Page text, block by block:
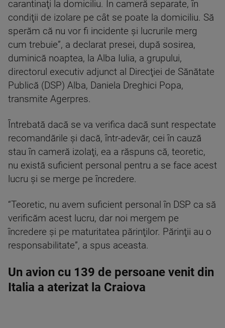
carantinaţi la domiciliu. În cameră separate, în
condiţii de izolare pe cât se poate la domiciliu. Să
sperăm că nu vor fi incidente şi lucrurile merg
cum trebuie”, a declarat presei, după sosirea,
duminică noaptea, la Alba Iulia, a grupului,
directorul executiv adjunct al Direcţiei de Sănătate
Publică (DSP) Alba, Daniela Dreghici Popa,
transmite Agerpres.
Întrebată dacă se va verifica dacă sunt respectate
recomandările şi dacă, într-adevăr, cei în cauză
stau în cameră izolaţi, ea a răspuns că, teoretic,
nu există suficient personal pentru a se face acest
lucru şi se merge pe încredere.
“Teoretic, nu avem suficient personal în DSP ca să
verificăm acest lucru, dar noi mergem pe
încredere şi pe maturitatea părinţilor. Părinţii au o
responsabilitate”, a spus aceasta.
Un avion cu 139 de persoane venit din
Italia a aterizat la Craiova